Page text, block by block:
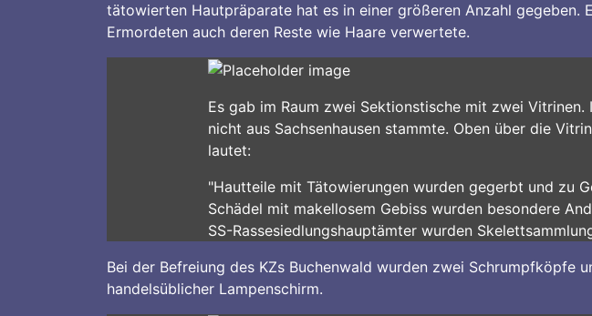
tätowierten Hautpräparate hat es in einer größeren Anzahl
Ermordeten auch deren Reste wie Haare verwertete.
Es gab im Raum zwei Sektionstische mit zwei
nicht aus Sachsenhausen stammte. Oben über die
lautet:
"Hautteile mit Tätowierungen wurden gegerbt und zu
Schädel mit makellosem Gebiss wurden besondere
SS-Rassesiedlungshauptämter wurden
Bei der Befreiung des KZs Buchenwald wurden zwei Schrumpfköpfe
handelsüblicher Lampenschirm.